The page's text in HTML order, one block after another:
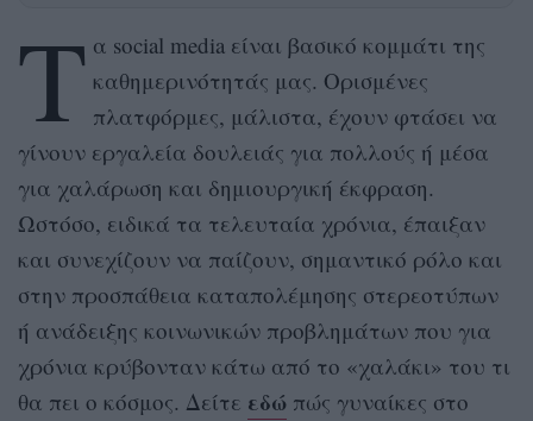
Τ α social media είναι βασικό κομμάτι της
καθημερινότητάς μας. Ορισμένες
πλατφόρμες, μάλιστα, έχουν φτάσει να
γίνουν εργαλεία δουλειάς για πολλούς ή μέσα
για χαλάρωση και δημιουργική έκφραση.
Ωστόσο, ειδικά τα τελευταία χρόνια, έπαιξαν
και συνεχίζουν να παίζουν, σημαντικό ρόλο και
στην προσπάθεια καταπολέμησης στερεοτύπων
ή ανάδειξης κοινωνικών προβλημάτων που για
χρόνια κρύβονταν κάτω από το «χαλάκι» του τι
θα πει ο κόσμος. Δείτε εδώ πώς γυναίκες στο